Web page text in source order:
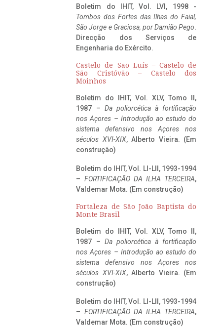
Boletim do IHIT, Vol. LVI, 1998 -
Tombos dos Fortes das Ilhas do Faial,
São Jorge e Graciosa, por Damião Pego.
Direcção dos Serviços de
Engenharia do Exército.
Castelo de São Luís – Castelo de
São Cristóvão – Castelo dos
Moinhos
Boletim do IHIT, Vol. XLV, Tomo II,
1987 – Da poliorcética à fortificação
nos Açores – Introdução ao estudo do
sistema defensivo nos Açores nos
séculos XVI-XIX, Alberto Vieira. (Em
construção)
Boletim do IHIT, Vol. LI-LII, 1993-1994
– FORTIFICAÇÃO DA ILHA TERCEIRA,
Valdemar Mota. (Em construção)
Fortaleza de São João Baptista do
Monte Brasil
Boletim do IHIT, Vol. XLV, Tomo II,
1987 – Da poliorcética à fortificação
nos Açores – Introdução ao estudo do
sistema defensivo nos Açores nos
séculos XVI-XIX, Alberto Vieira. (Em
construção)
Boletim do IHIT, Vol. LI-LII, 1993-1994
– FORTIFICAÇÃO DA ILHA TERCEIRA,
Valdemar Mota. (Em construção)